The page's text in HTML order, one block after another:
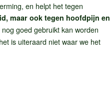
en helpt het tegen
maar ook tegen hoofdpijn en
goed gebruikt kan worden
is uiteraard niet waar we het